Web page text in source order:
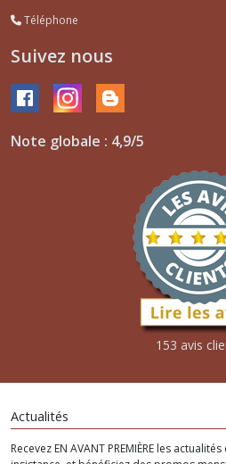
Téléphone
Suivez nous
Note globale : 4,9/5
153 avis
Actualités
Recevez EN AVANT PREMIÈRE les